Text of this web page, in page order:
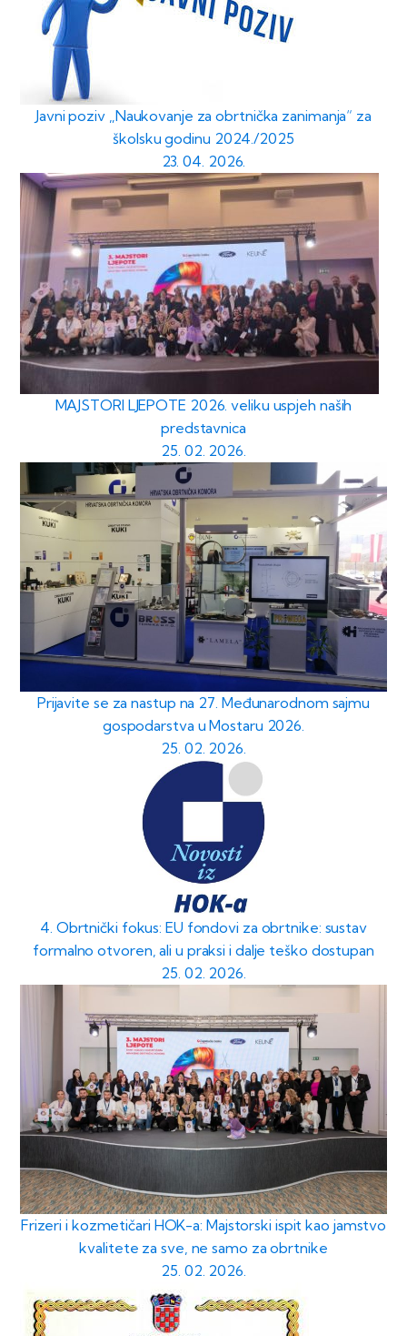
Javni poziv „Naukovanje za obrtnička zanimanja“ za
školsku godinu 2024./2025
23. 04. 2026.
MAJSTORI LJEPOTE 2026. veliku uspjeh naših
predstavnica
25. 02. 2026.
Prijavite se za nastup na 27. Međunarodnom sajmu
gospodarstva u Mostaru 2026.
25. 02. 2026.
4. Obrtnički fokus: EU fondovi za obrtnike: sustav
formalno otvoren, ali u praksi i dalje teško dostupan
25. 02. 2026.
Frizeri i kozmetičari HOK-a: Majstorski ispit kao jamstvo
kvalitete za sve, ne samo za obrtnike
25. 02. 2026.